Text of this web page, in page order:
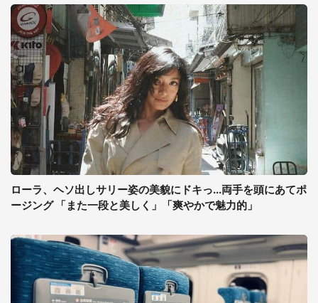
ローラ、ヘソ出しサリー姿の美貌にドキっ...両手を頭にあてポ
ージング 「また一段と美しく」「爽やかで魅力的」